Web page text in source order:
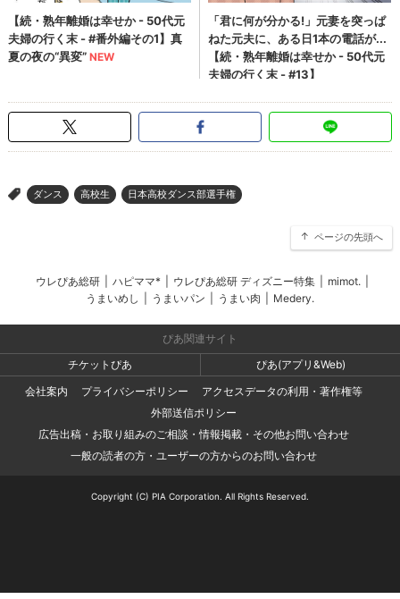
> ダンス 高校生 日本高校ダンス部選手権
ページの先頭へ
ウレぴあ総研 ハピママ* ウレぴあ総研 ディズニー特集 mimot.
うまいめし
うまいパン うまい肉 Medery.
ぴあ関連サイト
チケットぴあ
ぴあ(アプリ&Web)
会社案内
プライバシーポリシー
アクセスデータの利用・著作権等
外部送信ポリシー
広告出稿・お取り組みのご相談・情報掲載・その他お問い合わせ
一般の読者の方・ユーザーの方からのお問い合わせ
Copyright (C) PIA Corporation. All Rights Reserved.